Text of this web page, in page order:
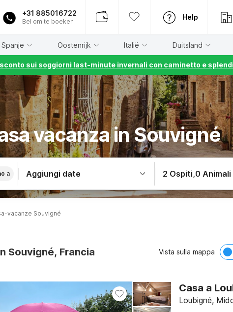
+31 885016722
Bel om te boeken
Help
Spanje Oostenrijk Italië Duitsland
sui soggiorni last-minute invernali con caminetto e
vacanza in Souvigné
a Aggiungi date 2 Ospiti,0 Animali
vacanze Souvigné
Souvigné, Francia Vista sulla mappa
Casa a
Loubigné,